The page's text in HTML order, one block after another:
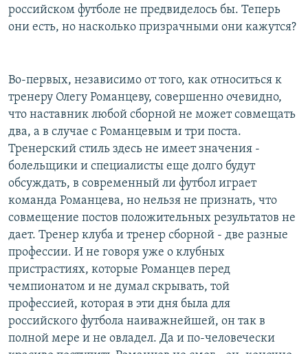
российском футболе не предвиделось бы. Теперь
они есть, но насколько призрачными они кажутся?
Во-первых, независимо от того, как относиться к
тренеру Олегу Романцеву, совершенно очевидно,
что наставник любой сборной не может совмещать
два, а в случае с Романцевым и три поста.
Тренерский стиль здесь не имеет значения -
болельщики и специалисты еще долго будут
обсуждать, в современный ли футбол играет
команда Романцева, но нельзя не признать, что
совмещение постов положительных результатов не
дает. Тренер клуба и тренер сборной - две разные
профессии. И не говоря уже о клубных
пристрастиях, которые Романцев перед
чемпионатом и не думал скрывать, той
профессией, которая в эти дня была для
российского футбола наиважнейшей, он так в
полной мере и не овладел. Да и по-человечески